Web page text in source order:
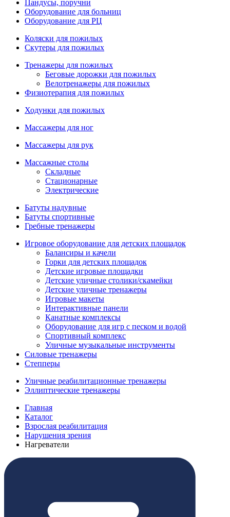
Пандусы, поручни
Оборудование для больниц
Оборудование для РЦ
Коляски для пожилых
Скутеры для пожилых
Тренажеры для пожилых
Беговые дорожки для пожилых
Велотренажеры для пожилых
Физиотерапия для пожилых
Ходунки для пожилых
Массажеры для ног
Массажеры для рук
Массажные столы
Складные
Стационарные
Электрические
Батуты надувные
Батуты спортивные
Гребные тренажеры
Игровое оборудование для детских площадок
Балансиры и качели
Горки для детских площадок
Детские игровые площадки
Детские уличные столики/скамейки
Детские уличные тренажеры
Игровые макеты
Интерактивные панели
Канатные комплексы
Оборудование для игр с песком и водой
Спортивный комплекс
Уличные музыкальные инструменты
Силовые тренажеры
Степперы
Уличные реабилитационные тренажеры
Эллиптические тренажеры
Главная
Каталог
Взрослая реабилитация
Нарушения зрения
Нагреватели